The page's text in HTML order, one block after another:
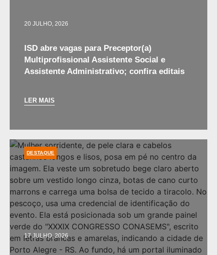
20 JULHO, 2026
ISD abre vagas para Preceptor(a)
Multiprofissional Assistente Social e
Assistente Administrativo; confira editais
LER MAIS
17 JULHO, 2026
DESTAQUE